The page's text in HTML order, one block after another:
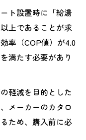
ト設置時に「給湯
上であることが求
率（COP値）が4.0
満たす必要があり
軽減を目的とした
メーカーのカタロ
ため、購入前に必